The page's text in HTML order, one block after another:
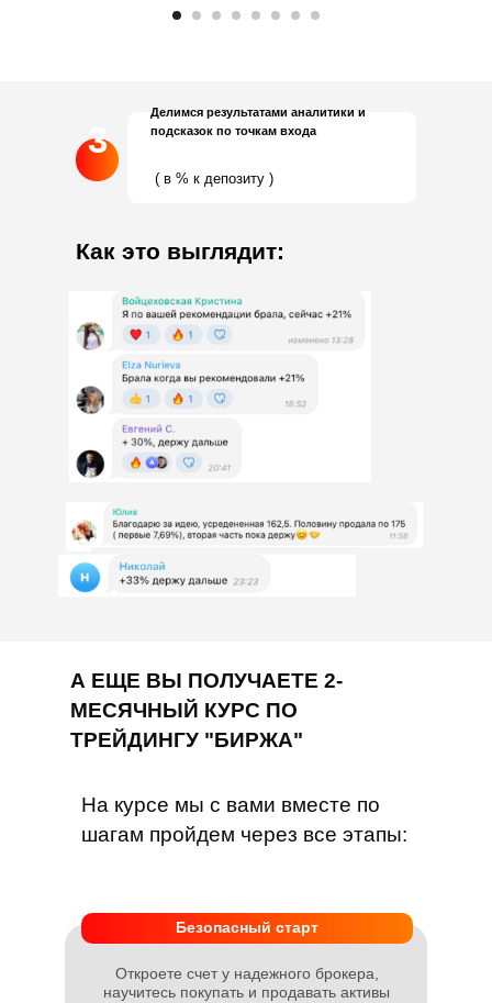
Делимся результатами аналитики и
подсказок по точкам входа
( в % к депозиту )
Как это выглядит:
3
А ЕЩЕ ВЫ ПОЛУЧАЕТЕ 2-
МЕСЯЧНЫЙ КУРС ПО
ТРЕЙДИНГУ "БИРЖА"
На курсе мы с вами вместе по
шагам пройдем через все этапы:
Безопасный старт
Откроете счет у надежного брокера,
научитесь покупать и продавать активы